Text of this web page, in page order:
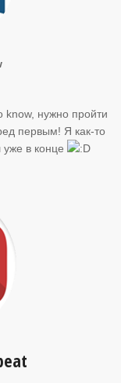
know, нужно пройти
первым! Я как-то
уже в конце